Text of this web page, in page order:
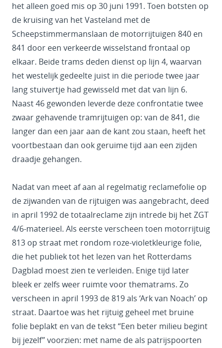
het alleen goed mis op 30 juni 1991. Toen botsten op
de kruising van het Vasteland met de
Scheepstimmermanslaan de motorrijtuigen 840 en
841 door een verkeerde wisselstand frontaal op
elkaar. Beide trams deden dienst op lijn 4, waarvan
het westelijk gedeelte juist in die periode twee jaar
lang stuivertje had gewisseld met dat van lijn 6.
Naast 46 gewonden leverde deze confrontatie twee
zwaar gehavende tramrijtuigen op: van de 841, die
langer dan een jaar aan de kant zou staan, heeft het
voortbestaan dan ook geruime tijd aan een zijden
draadje gehangen.
Nadat van meet af aan al regelmatig reclamefolie op
de zijwanden van de rijtuigen was aangebracht, deed
in april 1992 de totaalreclame zijn intrede bij het ZGT
4/6-materieel. Als eerste verscheen toen motorrijtuig
813 op straat met rondom roze-violetkleurige folie,
die het publiek tot het lezen van het Rotterdams
Dagblad moest zien te verleiden. Enige tijd later
bleek er zelfs weer ruimte voor thematrams. Zo
verscheen in april 1993 de 819 als ‘Ark van Noach’ op
straat. Daartoe was het rijtuig geheel met bruine
folie beplakt en van de tekst “Een beter milieu begint
bij jezelf” voorzien: met name de als patrijspoorten